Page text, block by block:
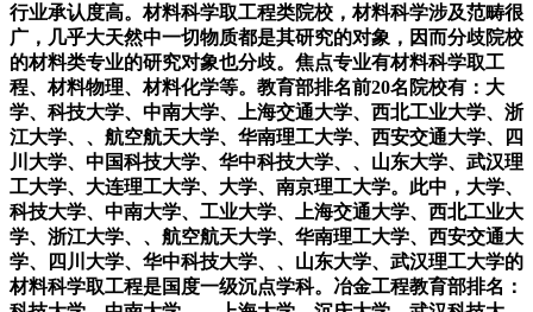
行业承认度高。材料科学取工程类院校，材料科学涉及范畴很
广，几乎大天然中一切物质都是其研究的对象，因而分歧院校
的材料类专业的研究对象也分歧。焦点专业有材料科学取工
程、材料物理、材料化学等。教育部排名前20名院校有：大
学、科技大学、中南大学、上海交通大学、西北工业大学、浙
江大学、、航空航天大学、华南理工大学、西安交通大学、四
川大学、中国科技大学、华中科技大学、、山东大学、武汉理
工大学、大连理工大学、大学、南京理工大学。此中，大学、
科技大学、中南大学、工业大学、上海交通大学、西北工业大
学、浙江大学、、航空航天大学、华南理工大学、西安交通大
学、四川大学、华中科技大学、、山东大学、武汉理工大学的
材料科学取工程是国度一级沉点学科。冶金工程教育部排名：